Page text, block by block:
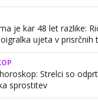
je kar 48 let razlike:
ujeta v prisrčnih
Strelci so
sprostitev